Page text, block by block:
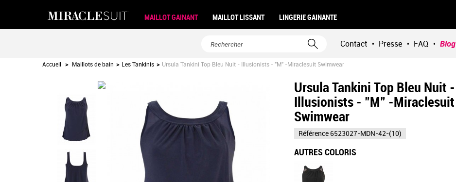
MAILLOT GAINANT MAILLOT LISSANT LINGERIE GAINANTE
Contact • Presse • FAQ • Blog
Accueil > Maillots de bain > Les Tankinis > Ursula Tankini Top Bleu Nuit - Illusionists - "M" -Miraclesuit Swimwear
Ursula Tankini Top Bleu Nuit -
Illusionists - "M" -Miraclesuit
Swimwear
Référence 6523027-MDN-42-(10)
AUTRES COLORIS